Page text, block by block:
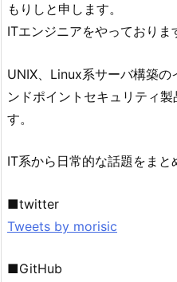
もりしと申します。
ITエンジニアをやっておりま
UNIX、Linux系サーバ構築
ンドポイントセキュリティ
す。
IT系から日常的な話題をまと
■twitter
Tweets by morisic
■GitHub